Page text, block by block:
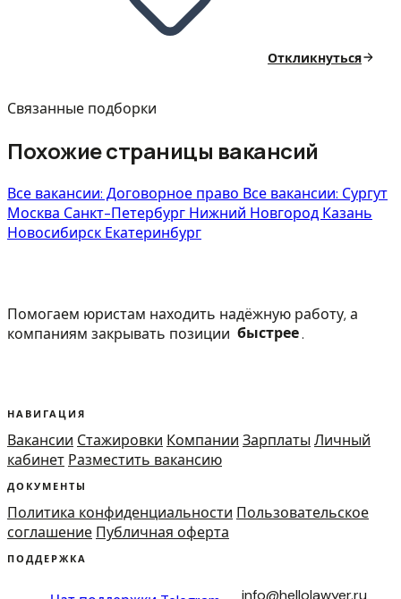
Откликнуться
Связанные подборки
Похожие страницы вакансий
Все вакансии: Договорное право Все вакансии: Сургут
Москва Санкт-Петербург Нижний Новгород Казань
Новосибирск Екатеринбург
Помогаем юристам находить надёжную работу, а
компаниям закрывать позиции быстрее.
НАВИГАЦИЯ
Вакансии Стажировки Компании Зарплаты Личный
кабинет Разместить вакансию
ДОКУМЕНТЫ
Политика конфиденциальности Пользовательское
соглашение Публичная оферта
ПОДДЕРЖКА
info@hellolawyer.ru